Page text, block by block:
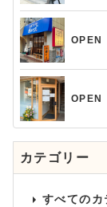
OPEN
OPEN
カテゴリー
すべてのカ